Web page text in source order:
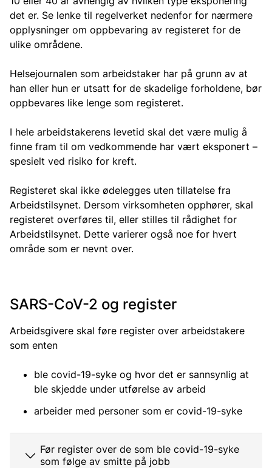
det er. Se lenke til regelverket nedenfor for nærmere
opplysninger om oppbevaring av registeret for de
ulike områdene.
Helsejournalen som arbeidstaker har på grunn av at
han eller hun er utsatt for de skadelige forholdene, bør
oppbevares like lenge som registeret.
I hele arbeidstakerens levetid skal det være mulig å
finne fram til om vedkommende har vært eksponert –
spesielt ved risiko for kreft.
Registeret skal ikke ødelegges uten tillatelse fra
Arbeidstilsynet. Dersom virksomheten opphører, skal
registeret overføres til, eller stilles til rådighet for
Arbeidstilsynet. Dette varierer også noe for hvert
område som er nevnt over.
SARS-CoV-2 og register
Arbeidsgivere skal føre register over arbeidstakere
som enten
ble covid-19-syke og hvor det er sannsynlig at
ble skjedde under utførelse av arbeid
arbeider med personer som er covid-19-syke
Før register over de som ble covid-19-syke
som følge av smitte på jobb